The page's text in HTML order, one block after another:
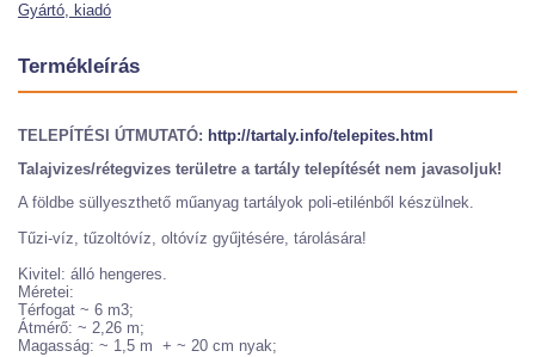
Gyártó, kiadó
Termékleírás
TELEPÍTÉSI ÚTMUTATÓ: http://tartaly.info/telepites.html
Talajvizes/rétegvizes területre a tartály telepítését nem javasoljuk!
A földbe süllyeszthető műanyag tartályok poli-etilénből készülnek.
Tűzi-víz, tűzoltóvíz, oltóvíz gyűjtésére, tárolására!
Kivitel: álló hengeres.
Méretei:
Térfogat ~ 6 m3;
Átmérő: ~ 2,26 m;
Magasság: ~ 1,5 m + ~ 20 cm nyak;